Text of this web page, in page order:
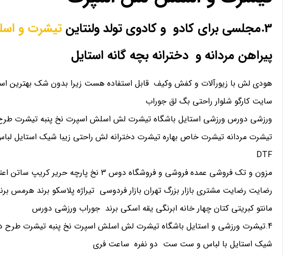
3.مجلسی برای کادو و کادوی تولد ولنتاین
تیشرت و
پیراهن مردانه و دخترانه بچه گانه استایل
هودی لش با زیورآلات و کفش وکیف قابل استفاده هست زیرا بدون شک بهترین
سایت کارگو شلوار راحتی بگ لق جوراب
ورزشی دورس ورزشی استایل باشگاه تیشرت لش اسلش اسپرت نخ پنبه تیشرت
تیشرت مردانه تیشرت خاص بهاره تیشرت دخترانه لش راحتی زیبا شیک استایل
DTF
مزون و تک فروشی عمده فروشی و فروشگاه دوس 3 نخ پارچه حریر کریپ ساتن اعتماد
رضایت رضایت مشتری بازار بزرگ تهران بازار فردوسی تیراژه پلاسکو برند هرمس
مانتو کبریتی کتان چهار خانه ابرنگی یقه اسکی برند جوراب ورزشی دورس
4.تیشرت ورزشی و استایل باشگاه تیشرت لش اسلش اسپرت نخ پنبه تیشرت طرح دار تیشرت مردانه تیشرت خاص بهاره تیشرت دخترانه لش راحتی زیبا
شیک استایل با لباس و ست ست دو نفره ساعت فری